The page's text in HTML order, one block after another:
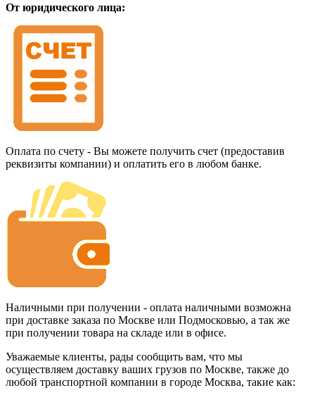
От юридического лица:
Оплата по счету - Вы можете получить счет (предоставив
реквизиты компании) и оплатить его в любом банке.
Наличными при получении - оплата наличными возможна
при доставке заказа по Москве или Подмосковью, а так же
при получении товара на складе или в офисе.
Уважаемые клиенты, рады сообщить вам, что мы
осуществляем доставку ваших грузов по Москве, также до
любой транспортной компании в городе Москва, такие как: